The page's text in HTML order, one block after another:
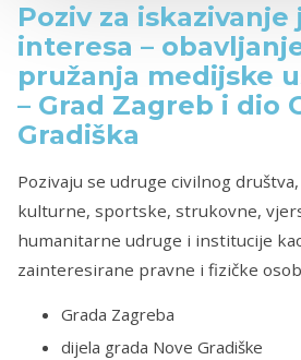
Poziv za iskazivanje
interesa –
pružanja medijske
– Grad Zagreb i dio
Gradiška
Pozivaju se udruge civilnog
kulturne, sportske, strukovne,
humanitarne udruge i institucije
zainteresirane pravne i fizičke
Grada Zagreba
dijela grada Nove Gradiške